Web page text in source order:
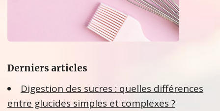
Derniers articles
Digestion des sucres : quelles différences
entre glucides simples et complexes ?